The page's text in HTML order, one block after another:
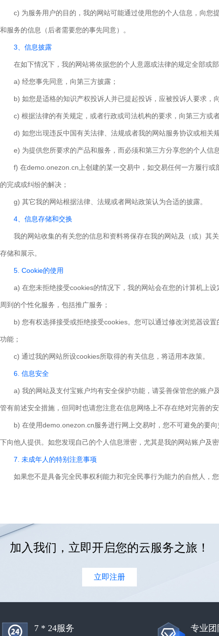
c) 为服务用户的目的，我的网站可能通过使用您的个人信息，向
和服务的信息（后者需要您的事先同意）。
3、信息披露
在如下情况下，我的网站将依据您的个人意愿或法律的规定全部或
a) 经您事先同意，向第三方披露；
b) 如您是适格的知识产权投诉人并已提起投诉，应被投诉人要求，
c) 根据法律的有关规定，或者行政或司法机构的要求，向第三方或
d) 如您出现违反中国有关法律、法规或者我的网站服务协议或相关
e) 为提供您所要求的产品和服务，而必须和第三方分享您的个人信
f) 在demo.onezon.cn上创建的某一交易中，如交易任何一方履行
的完成或纠纷的解决；
g) 其它我的网站根据法律、法规或者网站政策认为合适的披露。
4、信息存储和交换
我的网站收集的有关您的信息和资料将保存在我的网站及（或）其
存储和展示。
5. Cookie的使用
a) 在您未拒绝接受cookies的情况下，我的网站会在您的计算机上
周到的个性化服务，包括推广服务；
b) 您有权选择接受或拒绝接受cookies。您可以通过修改浏览器设
功能；
c) 通过我的网站所设cookies所取得的有关信息，将适用本政策。
6. 信息安全
a) 我的网站及支付宝账户均有安全保护功能，请妥善保管您的账
管有前述安全措施，但同时也请您注意在信息网络上不存在绝对完善的
b) 在使用demo.onezon.cn服务进行网上交易时，您不可避免的要
下向他人提供。如您发现自己的个人信息泄密，尤其是我的网站账户及
7. 未成年人的特别注意事项
如果您不是具备完全民事权利能力和完全民事行为能力的自然人，
加入我们，立即开启您的云服务之旅！
立即注册
7 * 24服务 专业团